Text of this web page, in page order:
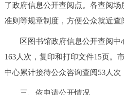
了政府信息公开查阅点。各查阅
准则等规章制度，方便公众就近查
区图书馆政府信息公开查阅中
163人次，复印和打印文件15页。
中心累计接待公众咨询查阅53人次
三、依申请公开情况